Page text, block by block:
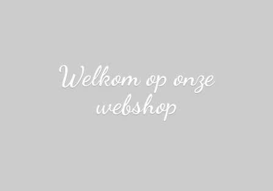
Welkom oponze
webshop